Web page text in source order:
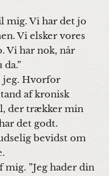
mig. Vi har det jo
Vi elsker vores
Vi har nok, når
jeg. Hvorfor
af kronisk
der trækker min
det godt.
bevidst om
mig. ”Jeg hader din